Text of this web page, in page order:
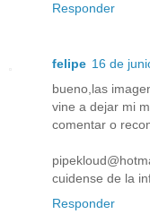
Responder
felipe 16 de
bueno,las
vine a dejar mi
comentar o
cuidense de la
Responder